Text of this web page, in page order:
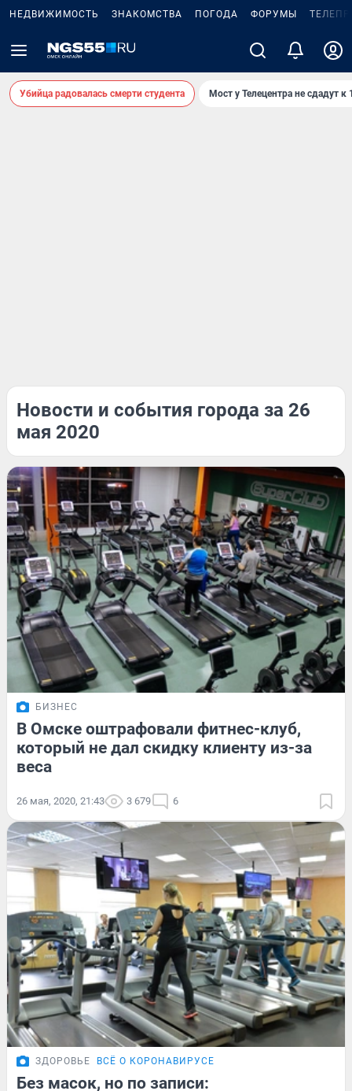
НЕДВИЖИМОСТЬ ЗНАКОМСТВА ПОГОДА ФОРУМЫ
Убийца радовалась смерти студента Мост у Телецентра не сдадут к
Новости и события города за 26
мая 2020
БИЗНЕС
В Омске оштрафовали фитнес-клуб,
который не дал скидку клиенту из-за
веса
26 мая, 2020, 21:43 3 679 6
ЗДОРОВЬЕ ВСЁ О КОРОНАВИРУСЕ
Без масок, но по записи: